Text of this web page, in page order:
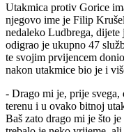
Utakmica protiv Gorice
njegovo ime je Filip
nedaleko Ludbrega,
odigrao je ukupno 47
te svojim prvijencem
nakon utakmice bio je i
- Drago mi je, prije svega,
terenu i u ovako bitnoj
Baš zato drago mi je što